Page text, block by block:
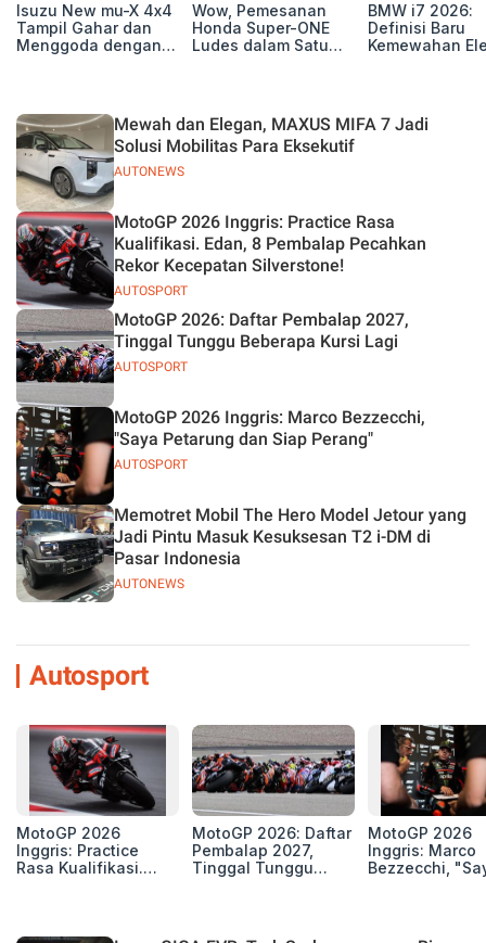
Isuzu New mu-X 4x4
Tampil Gahar dan
Menggoda dengan
Wow, Pemesanan
Honda Super-ONE
Ludes dalam Satu
BMW i7 2026:
Definisi Baru
Kemewahan
AUTONEWS
Mewah dan Elegan, MAXUS MIFA 7 Jadi
Solusi Mobilitas Para Eksekutif
AUTOSPORT
MotoGP 2026 Inggris: Practice Rasa
Kualifikasi. Edan, 8 Pembalap Pecahkan
Rekor Kecepatan Silverstone!
AUTOSPORT
MotoGP 2026: Daftar Pembalap 2027,
Tinggal Tunggu Beberapa Kursi Lagi
AUTOSPORT
MotoGP 2026 Inggris: Marco Bezzecchi,
"Saya Petarung dan Siap Perang"
AUTONEWS
Memotret Mobil The Hero Model Jetour yang
Jadi Pintu Masuk Kesuksesan T2 i-DM di
Pasar Indonesia
Autosport
MotoGP 2026
Inggris: Practice
Rasa Kualifikasi.
Silverstone!
MotoGP 2026: Daftar
Pembalap 2027,
Tinggal Tunggu
MotoGP 2026
Inggris: Marco
Bezzecchi,